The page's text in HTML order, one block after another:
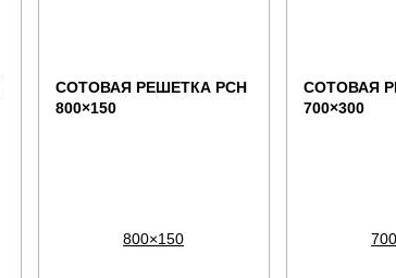
СОТОВАЯ РЕШЕТКА РСН
800×150
СОТОВАЯ
700×300